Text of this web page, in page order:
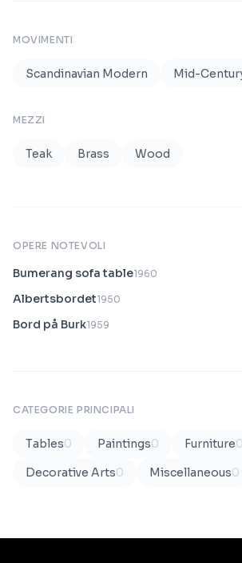
MOVIMENTI
Scandinavian Modern Mid-
MEZZI
Teak Brass Wood
OPERE NOTEVOLI
Bumerang sofa table1960
Albertsbordet1950
Bord på Burk1959
CATEGORIE PRINCIPALI
Tables0 Paintings0 Furniture0
Decorative Arts0 Miscellaneous0